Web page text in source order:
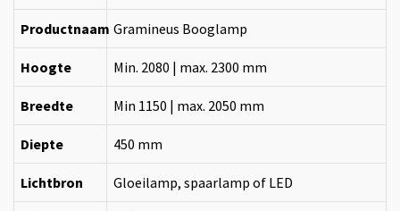
Productnaam Gramineus Booglamp
Hoogte Min. 2080 | max. 2300 mm
Breedte Min 1150 | max. 2050 mm
Diepte 450 mm
Lichtbron Gloeilamp, spaarlamp of LED